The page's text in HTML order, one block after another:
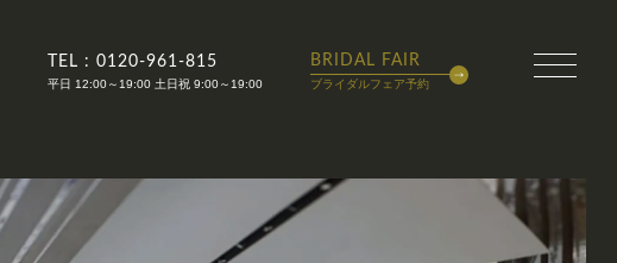
TEL : 0120-961-815
平日 12:00～19:00 土日祝 9:00～19:00
BRIDAL FAIR
ブライダルフェア予約